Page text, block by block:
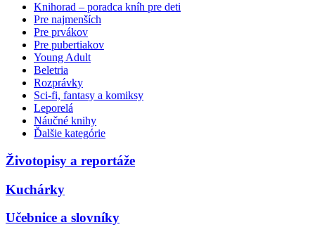
Knihorad – poradca kníh pre deti
Pre najmenších
Pre prvákov
Pre pubertiakov
Young Adult
Beletria
Rozprávky
Sci-fi, fantasy a komiksy
Leporelá
Náučné knihy
Ďalšie kategórie
Životopisy a reportáže
Kuchárky
Učebnice a slovníky